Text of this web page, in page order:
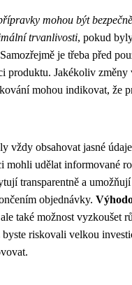
mohou být
trvanlivosti, pokud
je třeba před
produktu. Jakékoliv změny
mohou indikovat, že
vždy obsahovat jasné
mohli udělat informované
transparentně a
objednávky.
také možnost vyzkoušet
riskovali velkou